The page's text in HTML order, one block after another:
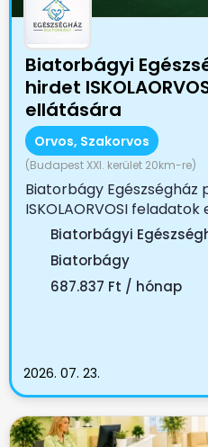
Biatorbágyi
hirdet
ellátására
Orvos, Szakorvos
(Budapest XXI. kerület 20km-re)
Biatorbágy
ISKOLAORVOSI
tartama:...
Biatorbágyi
Biatorbágy
687.837 Ft / hónap
2026. 07. 23.